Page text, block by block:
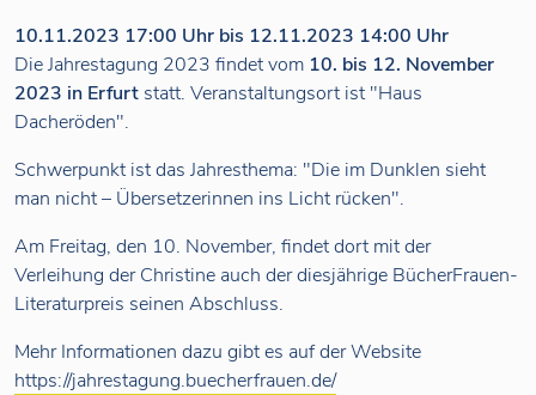
10.11.2023 17:00 Uhr bis 12.11.2023 14:00 Uhr
Die Jahrestagung 2023 findet vom 10. bis 12. November
2023 in Erfurt statt. Veranstaltungsort ist "Haus
Dacheröden".
Schwerpunkt ist das Jahresthema: "Die im Dunklen sieht
man nicht – Übersetzerinnen ins Licht rücken".
Am Freitag, den 10. November, findet dort mit der
Verleihung der Christine auch der diesjährige BücherFrauen-
Literaturpreis seinen Abschluss.
Mehr Informationen dazu gibt es auf der Website
https://jahrestagung.buecherfrauen.de/